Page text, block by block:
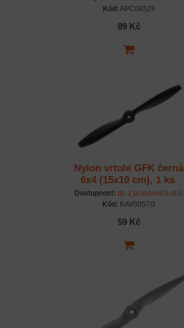
Kód: APC06529
89 Kč
Nylon vrtule GFK černá
6x4 (15x10 cm), 1 ks.
Dostupnost: do 2 pracovních dnů
Kód: KAV0057G
59 Kč